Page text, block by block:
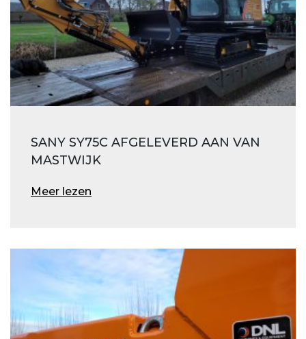
SANY SY75C AFGELEVERD AAN VAN
MASTWIJK
Meer lezen